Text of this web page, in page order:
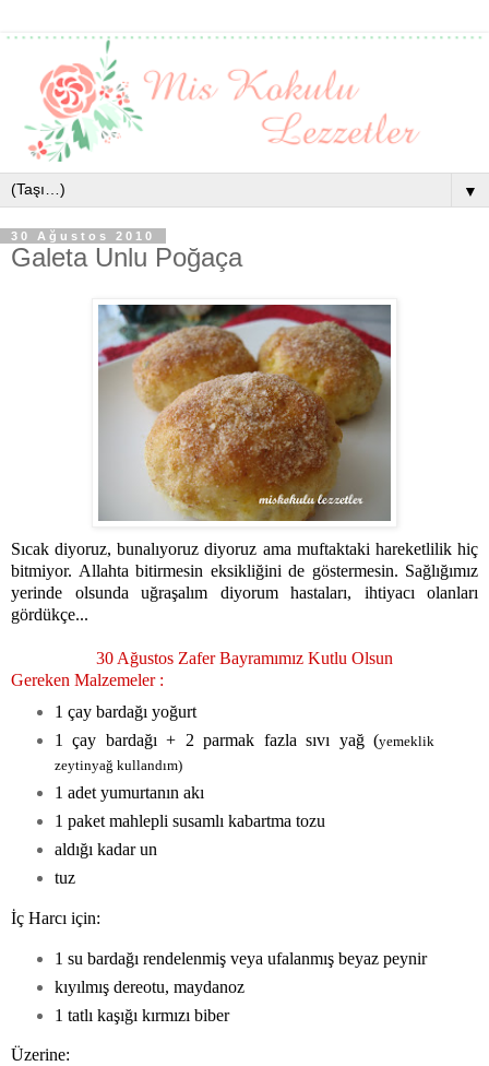
▼
30 Ağustos 2010
Galeta Unlu Poğaça
Sıcak diyoruz, bunalıyoruz diyoruz ama muftaktaki hareketlilik hiç
bitmiyor. Allahta bitirmesin eksikliğini de göstermesin. Sağlığımız
yerinde olsunda uğraşalım diyorum hastaları, ihtiyacı olanları
gördükçe...
30 Ağustos Zafer Bayramımız Kutlu Olsun
Gereken Malzemeler :
1 çay bardağı yoğurt
1 çay bardağı + 2 parmak fazla sıvı yağ (yemeklik
zeytinyağ kullandım)
1 adet yumurtanın akı
1 paket mahlepli susamlı kabartma tozu
aldığı kadar un
tuz
İç Harcı için:
1 su bardağı rendelenmiş veya ufalanmış beyaz peynir
kıyılmış dereotu, maydanoz
1 tatlı kaşığı kırmızı biber
Üzerine: